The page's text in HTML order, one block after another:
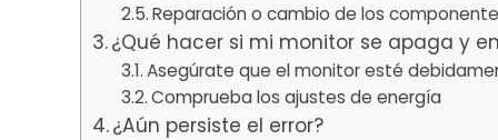
Reparación o cambio de los
¿Qué hacer si mi monitor se apaga y
Asegúrate que el monitor esté
Comprueba los ajustes de energía
¿Aún persiste el error?